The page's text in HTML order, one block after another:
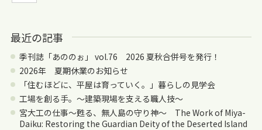
最近の記事
季刊誌「あののぉ」 vol.76 2026 夏秋合併号を発行！
2026年 夏期休業のお知らせ
「住むほどに、平屋は育っていく。」暮らしの見学会
工場を創る手。〜建築現場を支える職人技〜
宮大工の仕事～甦る、無人島の守り神～ The Work of Miya-
Daiku: Restoring the Guardian Deity of the Deserted Island